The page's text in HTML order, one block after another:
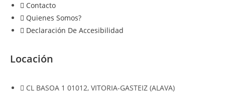
Contacto
Quienes Somos?
Declaración De Accesibilidad
Locación
CL BASOA 1 01012, VITORIA-GASTEIZ (ALAVA)